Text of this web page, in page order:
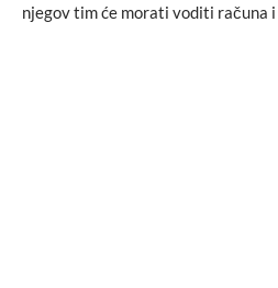
njegov tim će morati voditi računa